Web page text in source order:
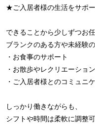
★ご入居者様の生活をサポ
できることから少しずつお
ブランクのある方や未経験
・お食事のサポート
・お散歩やレクリエーショ
・ご入居者様とのコミュニ
しっかり働きながらも、
シフトや時間は柔軟に調整